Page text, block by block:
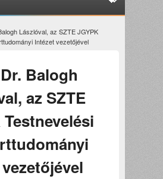
Lászlóval, az SZTE JGYPK
Intézet vezetőjével
Balogh
az SZTE
Testnevelési